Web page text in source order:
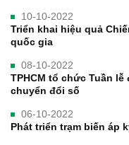
10-10-2022
Triển khai hiệu quả
quốc gia
08-10-2022
TPHCM tổ chức Tuần
chuyển đổi số
06-10-2022
Phát triển trạm biến áp